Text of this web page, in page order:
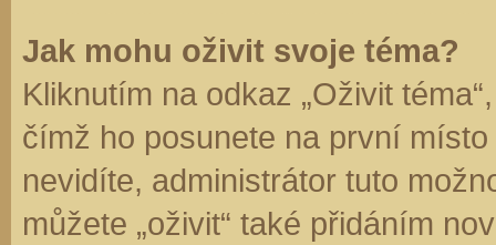
Jak mohu oživit svoje téma?
Kliknutím na odkaz „Oživit
čímž ho posunete na první
nevidíte, administrátor tuto
můžete „oživit“ také přidáním